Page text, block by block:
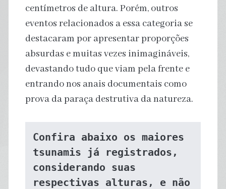
centímetros de altura. Porém, outros
eventos relacionados a essa categoria se
destacaram por apresentar proporções
absurdas e muitas vezes inimagináveis,
devastando tudo que viam pela frente e
entrando nos anais documentais como
prova da paraça destrutiva da natureza.
Confira abaixo os maiores
tsunamis já registrados,
considerando suas
respectivas alturas, e não